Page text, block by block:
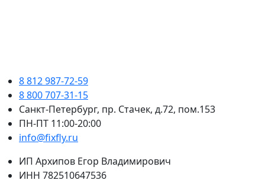
8 812 987-72-59
8 800 707-31-15
Санкт-Петербург, пр. Стачек, д.72, пом.153
ПН-ПТ 11:00-20:00
info@fixfly.ru
ИП Архипов Егор Владимирович
ИНН 782510647536